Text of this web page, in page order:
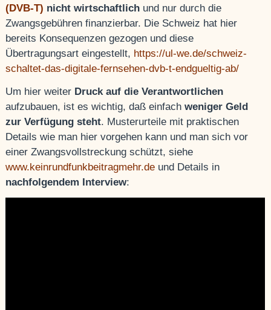
(DVB-T) nicht wirtschaftlich und nur durch die
Zwangsgebühren finanzierbar. Die Schweiz hat hier
bereits Konsequenzen gezogen und diese
Übertragungsart eingestellt, https://ul-we.de/schweiz-
schaltet-das-digitale-fernsehen-dvb-t-endgueltig-ab/
Um hier weiter Druck auf die Verantwortlichen
aufzubauen, ist es wichtig, daß einfachweniger Geld
zur Verfügung steht. Musterurteile mit praktischen
Details wie man hier vorgehen kann und man sich vor
einer Zwangsvollstreckung schützt, siehe
www.keinrundfunkbeitragmehr.de und Details in
nachfolgendem Interview: